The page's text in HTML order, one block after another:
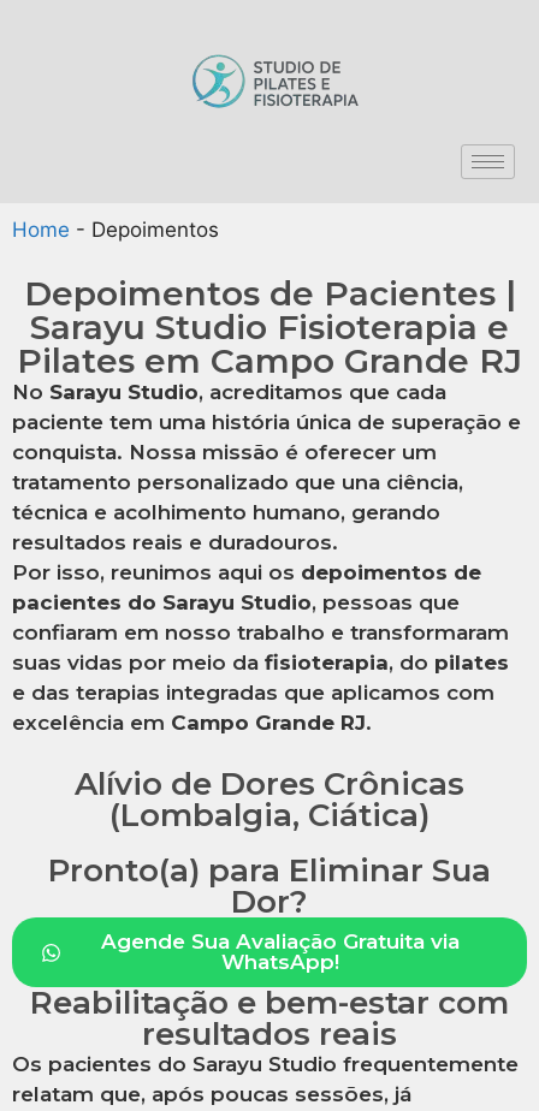
Home - Depoimentos
Depoimentos de Pacientes |
Sarayu Studio Fisioterapia e
Pilates em Campo Grande RJ
No Sarayu Studio, acreditamos que cada
paciente tem uma história única de superação e
conquista. Nossa missão é oferecer um
tratamento personalizado que una ciência,
técnica e acolhimento humano, gerando
resultados reais e duradouros.
Por isso, reunimos aqui os depoimentos de
pacientes do Sarayu Studio, pessoas que
confiaram em nosso trabalho e transformaram
suas vidas por meio da fisioterapia, do pilates
e das terapias integradas que aplicamos com
excelência em Campo Grande RJ.
Alívio de Dores Crônicas
(Lombalgia, Ciática)
Pronto(a) para Eliminar Sua
Dor?
Agende Sua Avaliação Gratuita via
WhatsApp!
Reabilitação e bem-estar com
resultados reais
Os pacientes do Sarayu Studio frequentemente
relatam que, após poucas sessões, já